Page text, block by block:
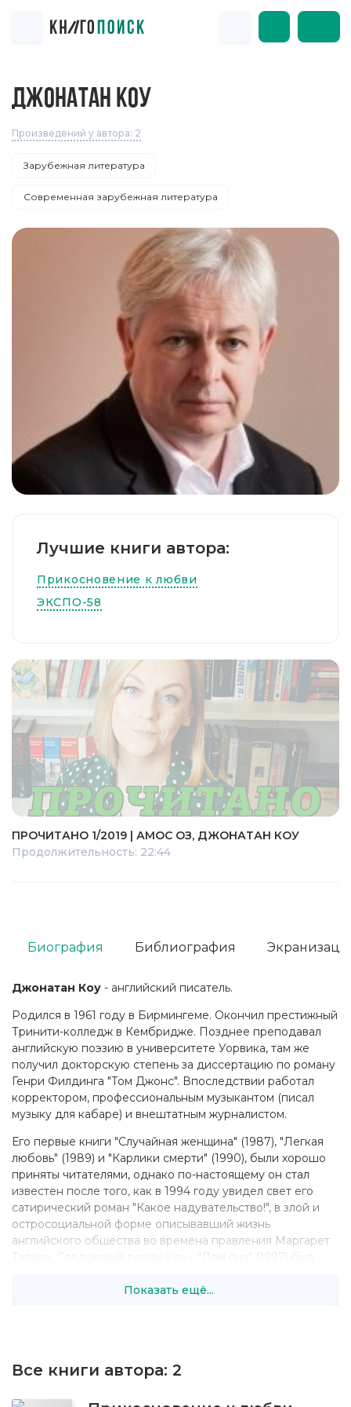
ДЖОНАТАН КОУ
Произведений у автора: 2
Зарубежная литература
Современная зарубежная литература
Лучшие книги автора:
Прикосновение к любви
ЭКСПО-58
ПРОЧИТАНО 1/2019 | АМОС ОЗ, ДЖОНАТАН КОУ
Продолжительность: 22:44
Джонатан Коу - английский писатель.
Родился в 1961 году в Бирмингеме. Окончил престижный
Тринити-колледж в Кембридже. Позднее преподавал
английскую поэзию в университете Уорвика, там же
получил докторскую степень за диссертацию по роману
Генри Филдинга "Том Джонс". Впоследствии работал
корректором, профессиональным музыкантом (писал
музыку для кабаре) и внештатным журналистом.
Его первые книги "Случайная женщина" (1987), "Легкая
любовь" (1989) и "Карлики смерти" (1990), были хорошо
приняты читателями, однако по-настоящему он стал
известен после того, как в 1994 году увидел свет его
сатирический роман "Какое надувательство!", в злой и
остросоциальной форме описывавший жизнь
английского общества во времена правления Маргарет
Тэтчер. Следующий роман Коу - "Дом сна" (1997) был
критикой, и был удостоен у себя на родине премии
автором двух биографических книг, посвященных
киноактерам Хамфри Богарту (вышла в 1991) и Джеймсу
Стюарту (1994).
Показать ещё...
Биография Библиография
Все книги автора: 2